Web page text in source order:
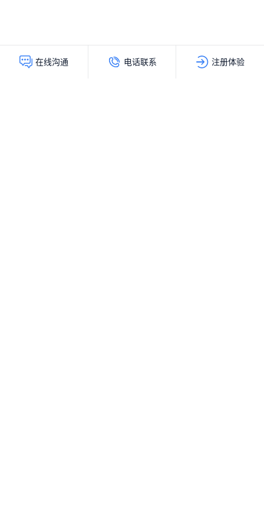
在线沟通 电话联系 注册体验